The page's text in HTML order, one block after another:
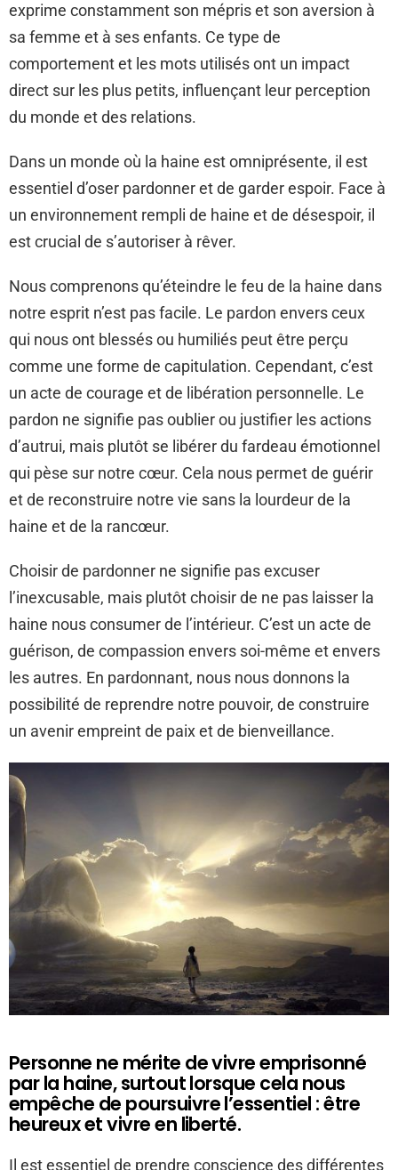
exprime constamment son mépris et son aversion à
sa femme et à ses enfants. Ce type de
comportement et les mots utilisés ont un impact
direct sur les plus petits, influençant leur perception
du monde et des relations.
Dans un monde où la haine est omniprésente, il est
essentiel d’oser pardonner et de garder espoir. Face à
un environnement rempli de haine et de désespoir, il
est crucial de s’autoriser à rêver.
Nous comprenons qu’éteindre le feu de la haine dans
notre esprit n’est pas facile. Le pardon envers ceux
qui nous ont blessés ou humiliés peut être perçu
comme une forme de capitulation. Cependant, c’est
un acte de courage et de libération personnelle. Le
pardon ne signifie pas oublier ou justifier les actions
d’autrui, mais plutôt se libérer du fardeau émotionnel
qui pèse sur notre cœur. Cela nous permet de guérir
et de reconstruire notre vie sans la lourdeur de la
haine et de la rancœur.
Choisir de pardonner ne signifie pas excuser
l’inexcusable, mais plutôt choisir de ne pas laisser la
haine nous consumer de l’intérieur. C’est un acte de
guérison, de compassion envers soi-même et envers
les autres. En pardonnant, nous nous donnons la
possibilité de reprendre notre pouvoir, de construire
un avenir empreint de paix et de bienveillance.
Personne ne mérite de vivre emprisonné
par la haine, surtout lorsque cela nous
empêche de poursuivre l’essentiel : être
heureux et vivre en liberté.
Il est essentiel de prendre conscience des différentes